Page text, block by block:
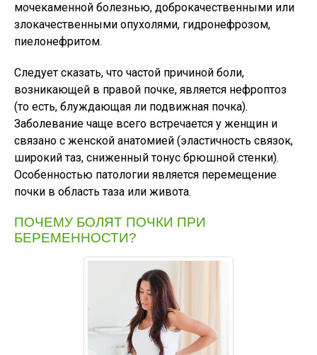
мочекаменной болезнью, доброкачественными или
злокачественными опухолями, гидронефрозом,
пиелонефритом.
Следует сказать, что частой причиной боли,
возникающей в правой почке, является нефроптоз
(то есть, блуждающая ли подвижная почка).
Заболевание чаще всего встречается у женщин и
связано с женской анатомией (эластичность связок,
широкий таз, сниженный тонус брюшной стенки).
Особенностью патологии является перемещение
почки в область таза или живота.
ПОЧЕМУ БОЛЯТ ПОЧКИ ПРИ
БЕРЕМЕННОСТИ?